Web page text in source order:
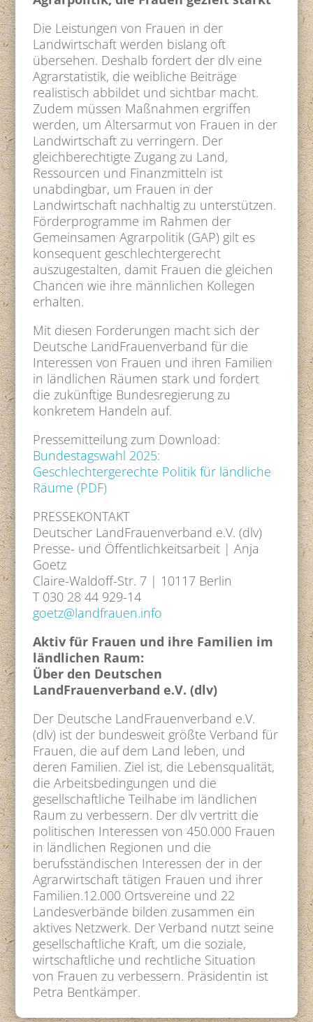
Die Leistungen von Frauen in der
Landwirtschaft werden bislang oft
übersehen. Deshalb fordert der dlv eine
Agrarstatistik, die weibliche Beiträge
realistisch abbildet und sichtbar macht.
Zudem müssen Maßnahmen ergriffen
werden, um Altersarmut von Frauen in der
Landwirtschaft zu verringern. Der
gleichberechtigte Zugang zu Land,
Ressourcen und Finanzmitteln ist
unabdingbar, um Frauen in der
Landwirtschaft nachhaltig zu unterstützen.
Förderprogramme im Rahmen der
Gemeinsamen Agrarpolitik (GAP) gilt es
konsequent geschlechtergerecht
auszugestalten, damit Frauen die gleichen
Chancen wie ihre männlichen Kollegen
erhalten.
Mit diesen Forderungen macht sich der
Deutsche LandFrauenverband für die
Interessen von Frauen und ihren Familien
in ländlichen Räumen stark und fordert
die zukünftige Bundesregierung zu
konkretem Handeln auf.
Pressemitteilung zum Download:
Bundestagswahl 2025:
Geschlechtergerechte Politik für ländliche
Räume (PDF)
PRESSEKONTAKT
Deutscher LandFrauenverband e.V. (dlv)
Presse- und Öffentlichkeitsarbeit | Anja
Goetz
Claire-Waldoff-Str. 7 | 10117 Berlin
T 030 28 44 929-14
goetz@landfrauen.info
Aktiv für Frauen und ihre Familien im
ländlichen Raum:
Über den Deutschen
LandFrauenverband e.V. (dlv)
Der Deutsche LandFrauenverband e.V.
(dlv) ist der bundesweit größte Verband für
Frauen, die auf dem Land leben, und
deren Familien. Ziel ist, die Lebensqualität,
die Arbeitsbedingungen und die
gesellschaftliche Teilhabe im ländlichen
Raum zu verbessern. Der dlv vertritt die
politischen Interessen von 450.000 Frauen
in ländlichen Regionen und die
berufsständischen Interessen der in der
Agrarwirtschaft tätigen Frauen und ihrer
Familien.12.000 Ortsvereine und 22
Landesverbände bilden zusammen ein
aktives Netzwerk. Der Verband nutzt seine
gesellschaftliche Kraft, um die soziale,
wirtschaftliche und rechtliche Situation
von Frauen zu verbessern. Präsidentin ist
Petra Bentkämper.